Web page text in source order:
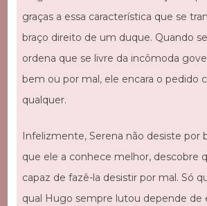
graças a essa característica que se
braço direito de um duque. Quando
ordena que se livre da incômoda
bem ou por mal, ele encara o pedido
qualquer.
Infelizmente, Serena não desiste por
que ele a conhece melhor, descobre
capaz de fazê-la desistir por mal. Só
qual Hugo sempre lutou depende de